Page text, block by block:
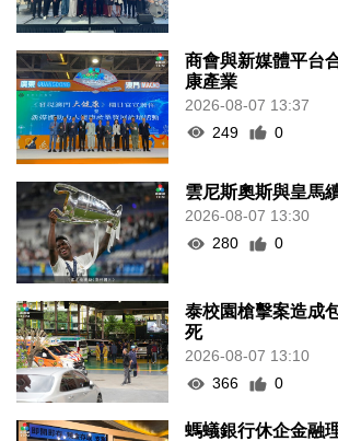
商會與新媒體平台
康產業
2026-08-07 13:37
249
0
雲尼斯奧斯與皇馬
2026-08-07 13:30
280
0
泰校園槍擊案造成
死
2026-08-07 13:10
366
0
螞蟻銀行休企金融